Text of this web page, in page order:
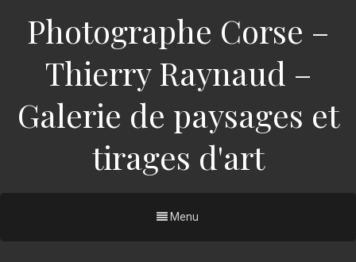
Photographe Corse –
Thierry Raynaud –
Galerie de paysages et
tirages d'art
Menu